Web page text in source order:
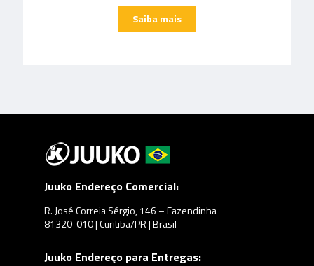
Juuko Endereço Comercial:
R. José Correia Sérgio, 146 – Fazendinha
81320-010 | Curitiba/PR | Brasil
Juuko Endereço para Entregas: